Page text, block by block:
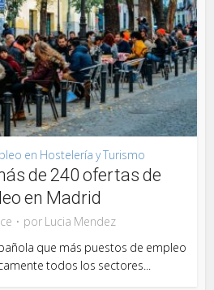
en Hostelería y Turismo
de 240 ofertas de
en Madrid
por Lucia Mendez
que más puestos de empleo
todos los sectores...